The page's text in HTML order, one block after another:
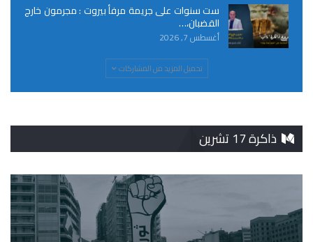
ست سنوات على جريمة مرفأ بيروت : مجرمون خارج
القضبان،…
أغسطس 7, 2026
تحميل المزيد من المشاركات
ذاكرة 17 تشرين